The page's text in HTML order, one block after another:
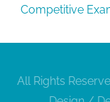
Competitive
All Rights